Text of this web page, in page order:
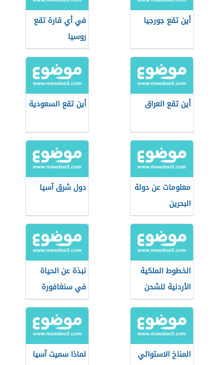
أين تقع جورجيا
في أي قارة تقع
روسيا
أين تقع العراق أين تقع السعودية
معلومات عن دولة
البحرين
دول شرق آسيا
الخطوط الملكية
الأردنية للشحن
نبذة عن الحياة
في سنغافورة
المناخ الاستوائي
لماذا سميت آسيا